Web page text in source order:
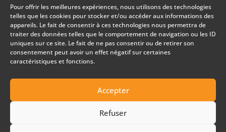
Pour offrir les meilleures expériences, nous utilisons des technologies
telles que les cookies pour stocker et/ou accéder aux informations des
appareils. Le fait de consentir à ces technologies nous permettra de
traiter des données telles que le comportement de navigation ou les ID
uniques sur ce site. Le fait de ne pas consentir ou de retirer son
consentement peut avoir un effet négatif sur certaines
caractéristiques et fonctions.
Accepter
Refuser
En ce jour de Fête Nationale Suisse, Adama
Sougouri, directeur de la Voix du Paysan, et Doudou
Bagaya, directeur de Burkina Vert, ont représenté
l’association Tombouctou 53 Jours lors de la remise
des fauteuils de l’Espoir au club d’handi-basket de